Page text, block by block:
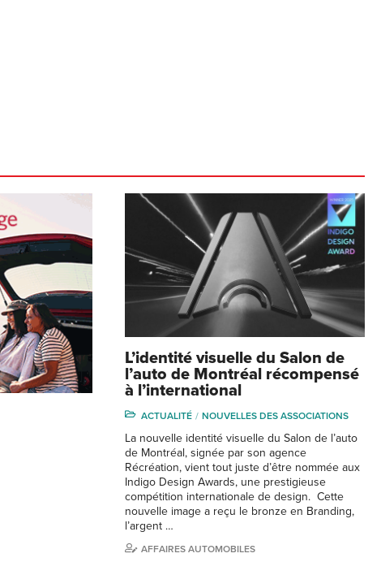
L’identité visuelle du Salon de
l’auto de Montréal récompensé
à l’international
ACTUALITÉ NOUVELLES DES ASSOCIATIONS
La nouvelle identité visuelle du Salon de l’auto
de Montréal, signée par son agence
Récréation, vient tout juste d’être nommée aux
Indigo Design Awards, une prestigieuse
compétition internationale de design. Cette
nouvelle image a reçu le bronze en Branding,
l’argent …
AFFAIRES AUTOMOBILES